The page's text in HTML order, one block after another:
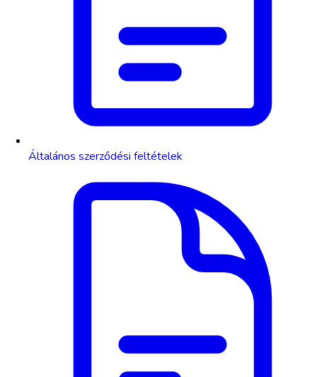
Általános szerződési feltételek